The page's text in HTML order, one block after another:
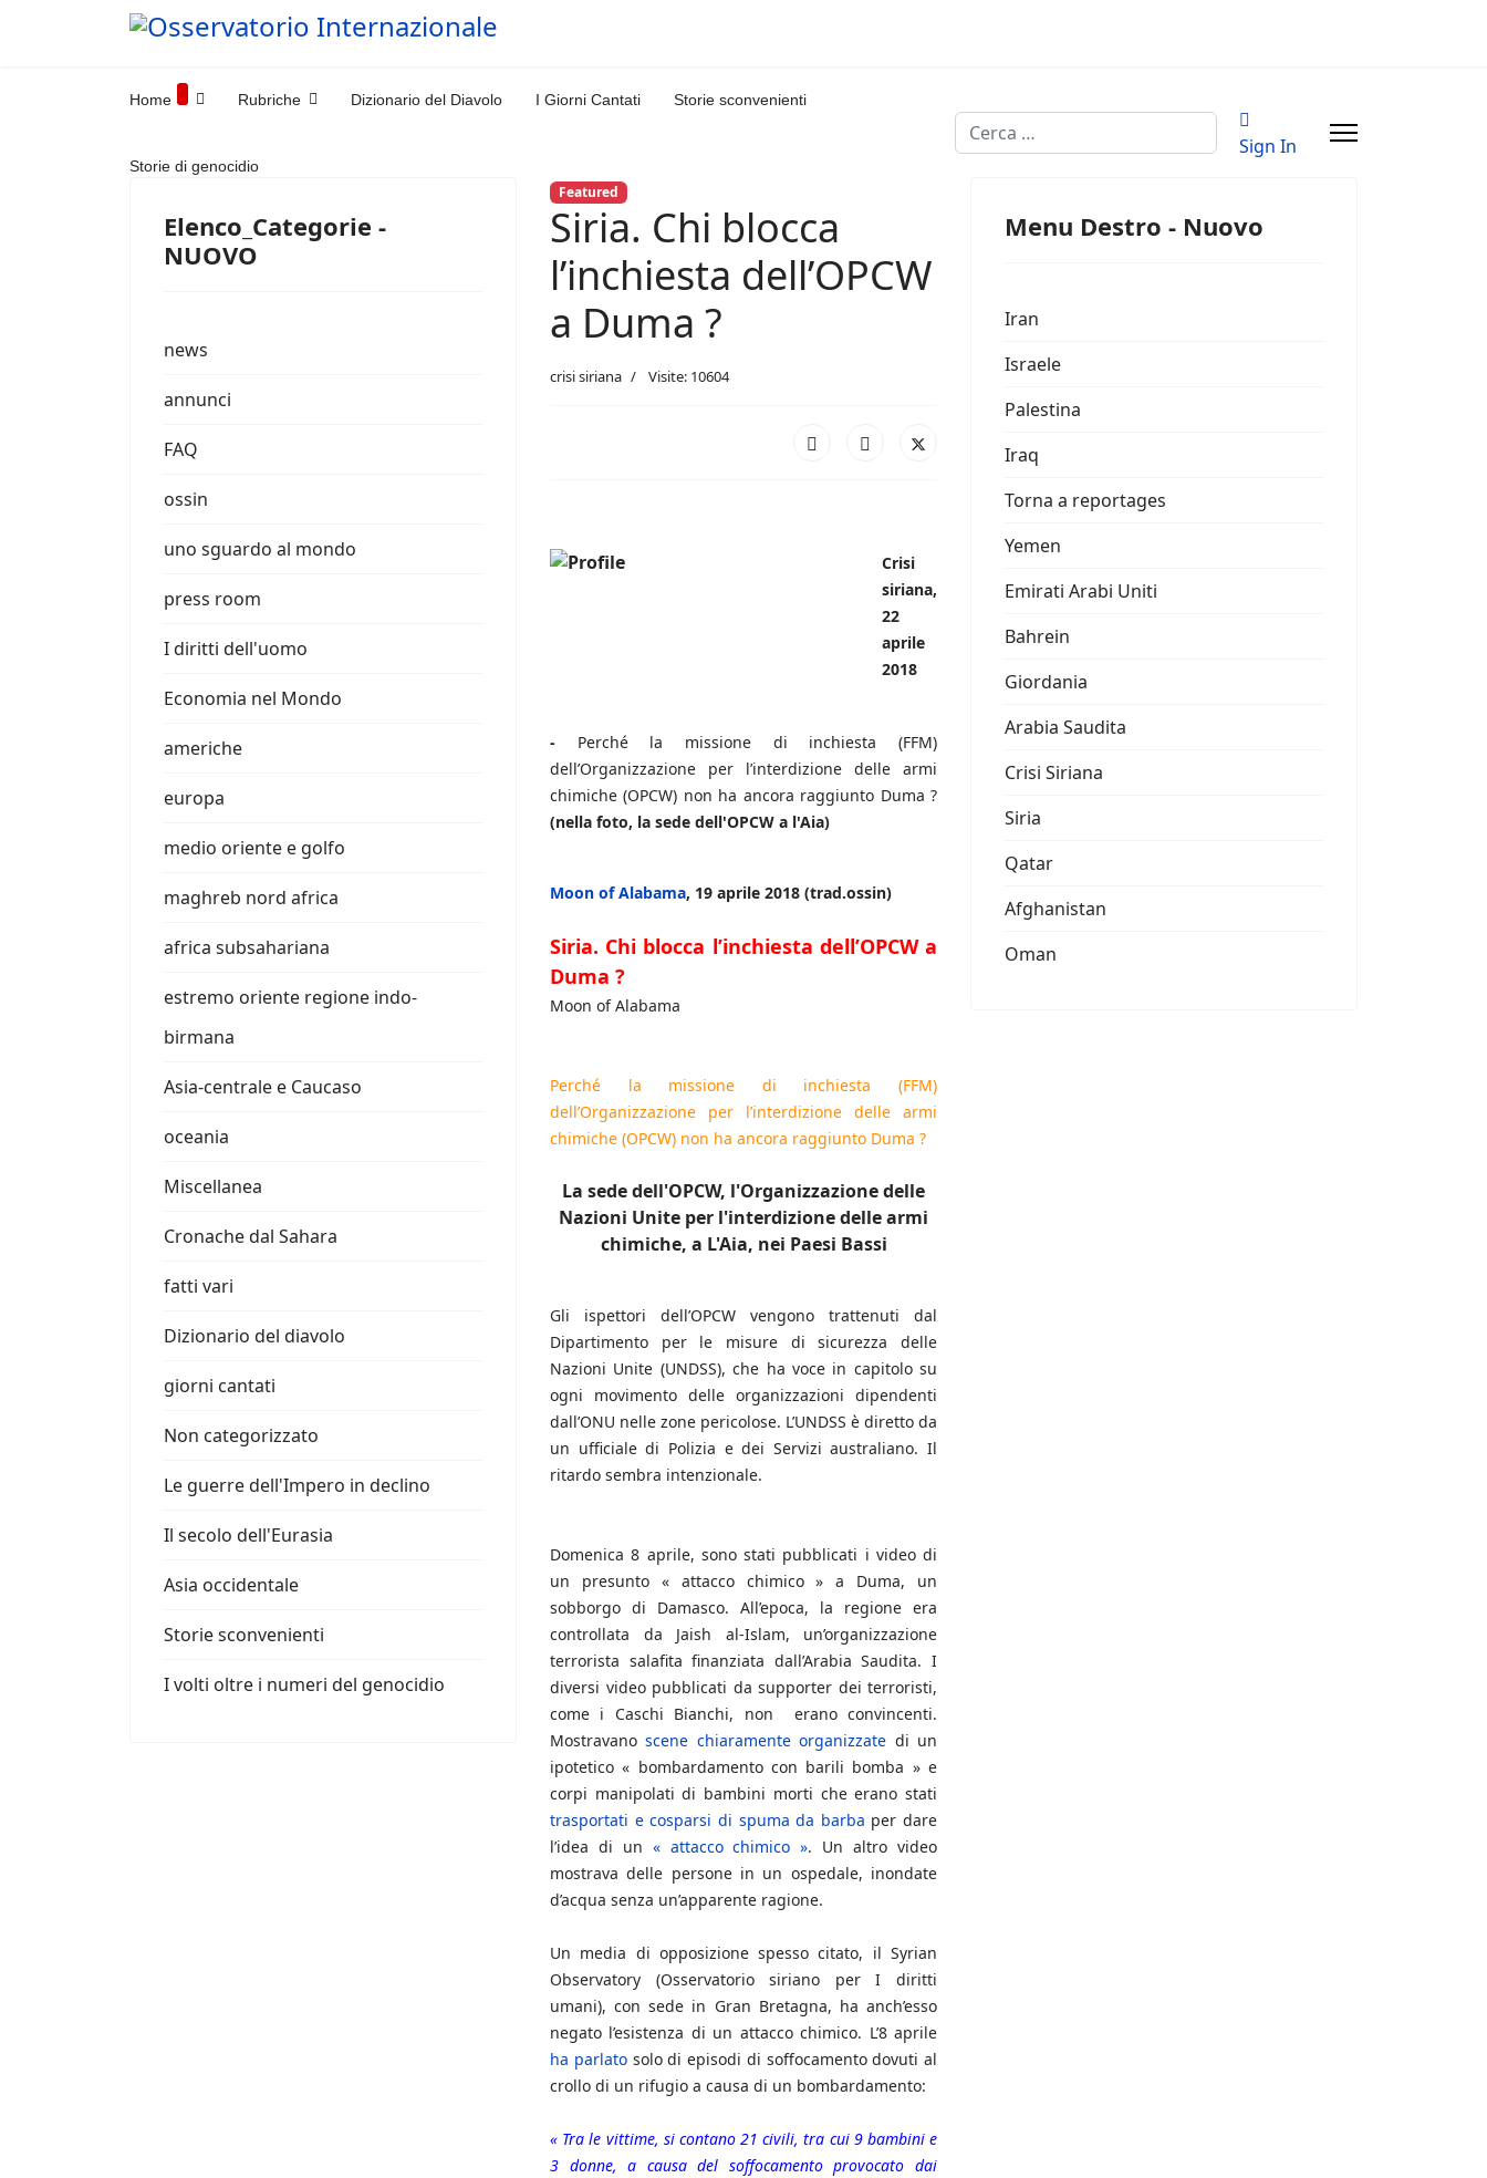
Home Rubriche Dizionario del Diavolo I Giorni Cantati Storie sconvenienti
Storie di genocidio
Cerca
Sign In
Elenco_Categorie -
NUOVO
news
annunci
FAQ
ossin
uno sguardo al mondo
press room
I diritti dell'uomo
Economia nel Mondo
americhe
europa
medio oriente e golfo
maghreb nord africa
africa subsahariana
estremo oriente regione indo-
birmana
Asia-centrale e Caucaso
oceania
Miscellanea
Cronache dal Sahara
fatti vari
Dizionario del diavolo
giorni cantati
Non categorizzato
Le guerre dell'Impero in declino
Il secolo dell'Eurasia
Asia occidentale
Storie sconvenienti
I volti oltre i numeri del genocidio
Featured
Siria. Chi blocca
l’inchiesta dell’OPCW
a Duma ?
crisi siriana Visite: 10604
Crisi
siriana,
22
aprile
2018
- Perché la missione di inchiesta (FFM)
dell’Organizzazione per l’interdizione delle armi
chimiche (OPCW) non ha ancora raggiunto Duma ?
(nella foto, la sede dell'OPCW a l'Aia)
Moon of Alabama, 19 aprile 2018 (trad.ossin)
Siria. Chi blocca l’inchiesta dell’OPCW a
Duma ?
Moon of Alabama
Perché la missione di inchiesta (FFM)
dell’Organizzazione per l’interdizione delle armi
chimiche (OPCW) non ha ancora raggiunto Duma ?
La sede dell'OPCW, l'Organizzazione delle
Nazioni Unite per l'interdizione delle armi
chimiche, a L'Aia, nei Paesi Bassi
Gli ispettori dell’OPCW vengono trattenuti dal
Dipartimento per le misure di sicurezza delle
Nazioni Unite (UNDSS), che ha voce in capitolo su
ogni movimento delle organizzazioni dipendenti
dall’ONU nelle zone pericolose. L’UNDSS è diretto da
un ufficiale di Polizia e dei Servizi australiano. Il
ritardo sembra intenzionale.
Domenica 8 aprile, sono stati pubblicati i video di
un presunto « attacco chimico » a Duma, un
sobborgo di Damasco. All’epoca, la regione era
controllata da Jaish al-Islam, un’organizzazione
terrorista salafita finanziata dall’Arabia Saudita. I
diversi video pubblicati da supporter dei terroristi,
come i Caschi Bianchi, non erano convincenti.
Mostravanoscene chiaramente organizzate di un
ipotetico « bombardamento con barili bomba » e
corpi manipolati di bambini morti che erano stati
trasportati e cosparsi di spuma da barba per dare
l’idea di un « attacco chimico ». Un altro video
mostrava delle persone in un ospedale, inondate
d’acqua senza un’apparente ragione.
Un media di opposizione spesso citato, il Syrian
Observatory (Osservatorio siriano per I diritti
umani), con sede in Gran Bretagna, ha anch’esso
negato l’esistenza di un attacco chimico. L’8 aprile
ha parlatosolo di episodi di soffocamento dovuti al
crollo di un rifugio a causa di un bombardamento:
« Tra le vittime, si contano 21 civili, tra cui 9 bambini e
3 donne, a causa del soffocamento provocato dai
Menu Destro - Nuovo
Iran
Israele
Palestina
Iraq
Torna a reportages
Yemen
Emirati Arabi Uniti
Bahrein
Giordania
Arabia Saudita
Crisi Siriana
Siria
Qatar
Afghanistan
Oman